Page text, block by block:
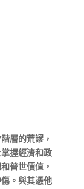
層的荒謬，
握經濟和政
普世價值，
。與其憑他